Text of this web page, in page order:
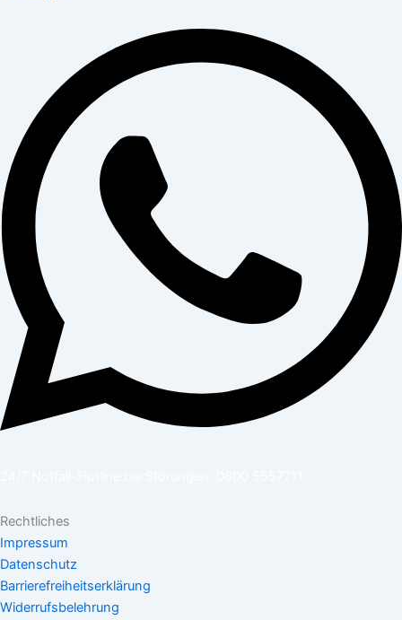
Rechtliches
Impressum
Datenschutz
Barrierefreiheitserklärung
Widerrufsbelehrung